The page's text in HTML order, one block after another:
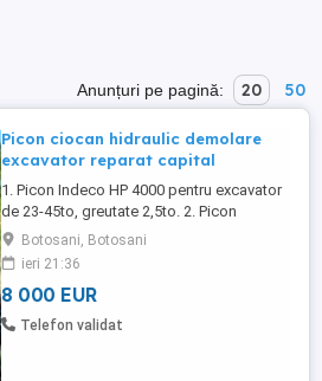
Anunțuri pe pagină: 20 50
Picon ciocan hidraulic demolare
excavator reparat capital
1. Picon Indeco HP 4000 pentru excavator
de 23-45to, greutate 2,5to. 2. Picon
Montabert BRH 501 pentru excavator de
15-28 to, greutate 850kg. Picoanele sunt
revizuite, reparate capital cu garnituri,
membrane si spitzuri noi. Primul
proprietar. Am si foarfeci pentru demolare.
Botosani, Botosani
ieri 21:36
8 000 EUR
Telefon validat